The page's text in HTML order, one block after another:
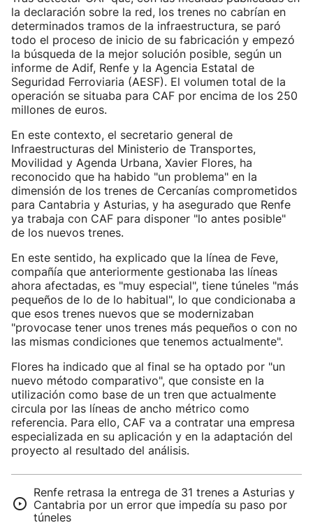
la declaración sobre la red, los trenes no cabrían en
determinados tramos de la infraestructura, se paró
todo el proceso de inicio de su fabricación y empezó
la búsqueda de la mejor solución posible, según un
informe de Adif, Renfe y la Agencia Estatal de
Seguridad Ferroviaria (AESF). El volumen total de la
operación se situaba para CAF por encima de los 250
millones de euros.
En este contexto, el secretario general de
Infraestructuras del Ministerio de Transportes,
Movilidad y Agenda Urbana, Xavier Flores, ha
reconocido que ha habido "un problema" en la
dimensión de los trenes de Cercanías comprometidos
para Cantabria y Asturias, y ha asegurado que Renfe
ya trabaja con CAF para disponer "lo antes posible"
de los nuevos trenes.
En este sentido, ha explicado que la línea de Feve,
compañía que anteriormente gestionaba las líneas
ahora afectadas, es "muy especial", tiene túneles "más
pequeños de lo de lo habitual", lo que condicionaba a
que esos trenes nuevos que se modernizaban
"provocase tener unos trenes más pequeños o con no
las mismas condiciones que tenemos actualmente".
Flores ha indicado que al final se ha optado por "un
nuevo método comparativo", que consiste en la
utilización como base de un tren que actualmente
circula por las líneas de ancho métrico como
referencia. Para ello, CAF va a contratar una empresa
especializada en su aplicación y en la adaptación del
proyecto al resultado del análisis.
Renfe retrasa la entrega de 31 trenes a Asturias y
Cantabria por un error que impedía su paso por
túneles